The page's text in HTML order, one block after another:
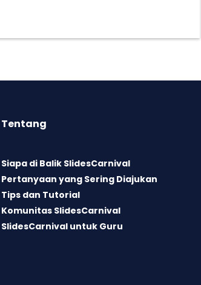
Tentang
Siapa di Balik SlidesCarnival
Pertanyaan yang Sering Diajukan
Tips dan Tutorial
Komunitas SlidesCarnival
SlidesCarnival untuk Guru